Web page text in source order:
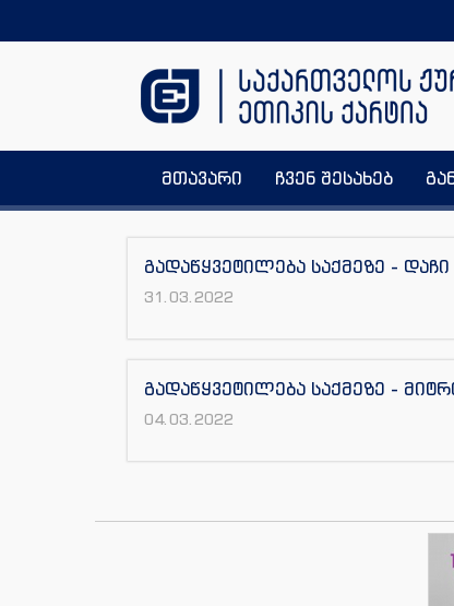
მთავარი ჩვენ შესახებ
გადაწყვეტილება საქმეზე -
31.03.2022
გადაწყვეტილება საქმეზე -
04.03.2022